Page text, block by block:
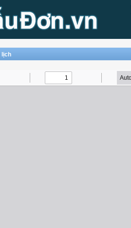
lịch